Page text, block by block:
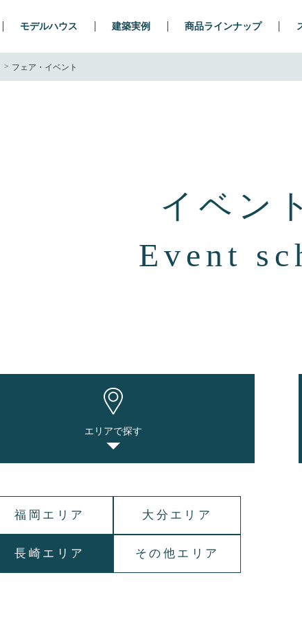
モデルハウス 建築実例 商品ラインナップ
フェア・イベント
イベン
Event
エリアで探す
福岡エリア 大分エリア
長崎エリア その他エリア